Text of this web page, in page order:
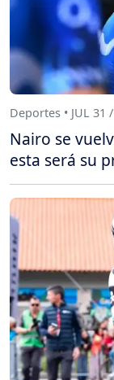
Deportes • JUL 31
Nairo se
esta será su